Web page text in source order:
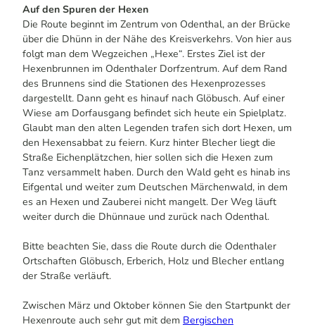
Auf den Spuren der Hexen
Die Route beginnt im Zentrum von Odenthal, an der Brücke
über die Dhünn in der Nähe des Kreisverkehrs. Von hier aus
folgt man dem Wegzeichen „Hexe“. Erstes Ziel ist der
Hexenbrunnen im Odenthaler Dorfzentrum. Auf dem Rand
des Brunnens sind die Stationen des Hexenprozesses
dargestellt. Dann geht es hinauf nach Glöbusch. Auf einer
Wiese am Dorfausgang befindet sich heute ein Spielplatz.
Glaubt man den alten Legenden trafen sich dort Hexen, um
den Hexensabbat zu feiern. Kurz hinter Blecher liegt die
Straße Eichenplätzchen, hier sollen sich die Hexen zum
Tanz versammelt haben. Durch den Wald geht es hinab ins
Eifgental und weiter zum Deutschen Märchenwald, in dem
es an Hexen und Zauberei nicht mangelt. Der Weg läuft
weiter durch die Dhünnaue und zurück nach Odenthal.
Bitte beachten Sie, dass die Route durch die Odenthaler
Ortschaften Glöbusch, Erberich, Holz und Blecher entlang
der Straße verläuft.
Zwischen März und Oktober können Sie den Startpunkt der
Hexenroute auch sehr gut mit dem Bergischen